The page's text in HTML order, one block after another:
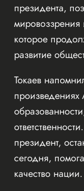
президента,
мировоззрения
которое
развитие
Токаев
президент,
сегодня,
качество нации.